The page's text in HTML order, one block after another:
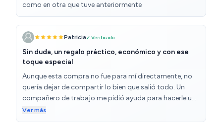
como en otra que tuve anteriormente
Patricia✓ Verificado
Sin duda, un regalo práctico, económico y con ese
toque especial
Aunque esta compra no fue para mí directamente, no
quería dejar de compartir lo bien que salió todo. Un
compañero de trabajo me pidió ayuda para hacerle una
sorpresa a su mujer y elegimos esta yogurtera como
regalo. Fue un acierto total. Desde el primer momento,
Ver más